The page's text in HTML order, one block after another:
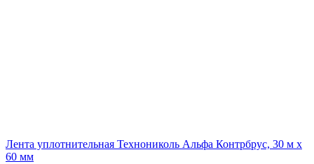
Лента уплотнительная Технониколь Альфа Контрбрус, 30 м х
60 мм